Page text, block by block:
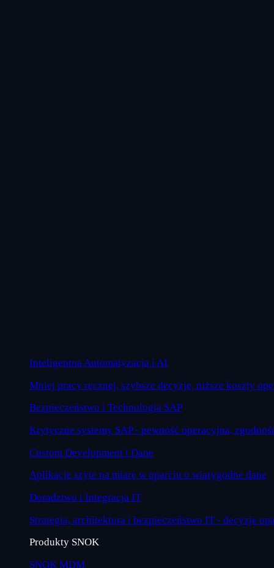
Inteligentna Automatyzacja i AI
Mniej pracy ręcznej, szybsze decyzje, niższe koszty
Bezpieczeństwo i Technologia SAP
Krytyczne systemy SAP - pewność operacyjna,
Custom Development i Dane
Aplikacje szyte na miarę w oparciu o wiarygodne dane
Doradztwo i Integracja IT
Strategia, architektura i bezpieczeństwo IT - decyzje
Produkty SNOK
SNOK MDM